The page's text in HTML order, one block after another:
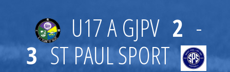
U17 A GJPV 2 -
3 ST PAUL SPORT